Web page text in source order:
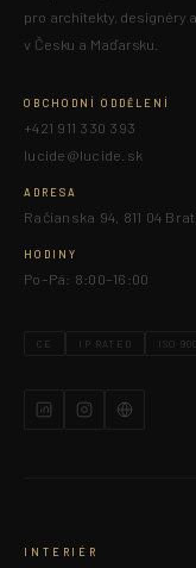
pro architekty, designéry
v Česku a Maďarsku.
OBCHODNÍ ODDĚLENÍ
+421 911 330 393
lucide@lucide.sk
ADRESA
Račianska 94, 811 04
HODINY
Po–Pá: 8:00–16:00
CE IP RATED ISO
INTERIÉR